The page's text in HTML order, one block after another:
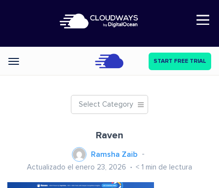
Open Nav
Categories START FREE TRIAL
Select Category
Raven
Ramsha Zaib
Actualizado el enero 23, 2026 < 1 min de lectura